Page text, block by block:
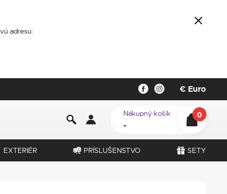
adresu:
€ Euro
0
Nákupný košík
-
EXTERIÉR PRÍSLUŠENSTVO SETY